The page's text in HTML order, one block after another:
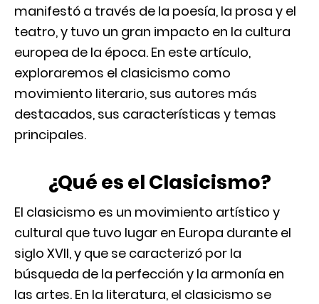
manifestó a través de la poesía, la prosa y el
teatro, y tuvo un gran impacto en la cultura
europea de la época. En este artículo,
exploraremos el clasicismo como
movimiento literario, sus autores más
destacados, sus características y temas
principales.
¿Qué es el Clasicismo?
El clasicismo es un movimiento artístico y
cultural que tuvo lugar en Europa durante el
siglo XVII, y que se caracterizó por la
búsqueda de la perfección y la armonía en
las artes. En la literatura, el clasicismo se